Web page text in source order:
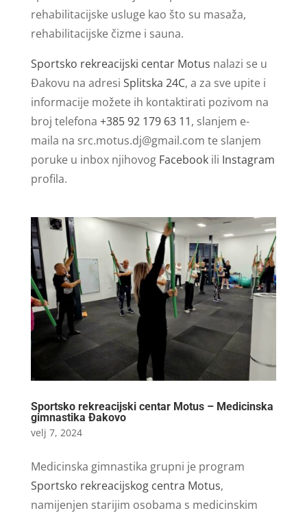
rehabilitacijske usluge kao što su masaža,
rehabilitacijske čizme i sauna.
Sportsko rekreacijski centar Motus nalazi se u
Đakovu na adresi Splitska 24C, a za sve upite i
informacije možete ih kontaktirati pozivom na
broj telefona +385 92 179 63 11, slanjem e-
maila na src.motus.dj@gmail.com te slanjem
poruke u inbox njihovog Facebook ili Instagram
profila.
Sportsko rekreacijski centar Motus – Medicinska
gimnastika Đakovo
velj 7, 2024
Medicinska gimnastika grupni je program
Sportsko rekreacijskog centra Motus,
namijenjen starijim osobama s medicinskim